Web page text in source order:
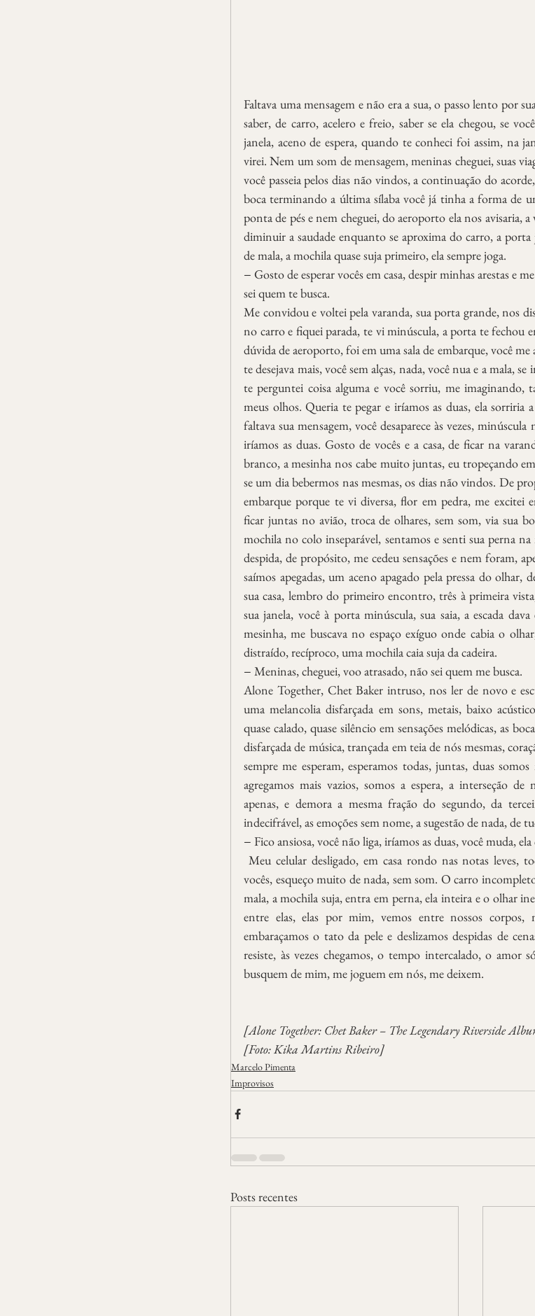
Faltava uma mensagem e não era a sua, o passo lento por
saber, de carro, acelero e freio, saber se ela chegou, se
janela, aceno de espera, quando te conheci foi assim, na
virei. Nem um som de mensagem, meninas cheguei, suas
você passeia pelos dias não vindos, a continuação do
boca terminando a última sílaba você já tinha a forma de
ponta de pés e nem cheguei, do aeroporto ela nos avisaria, a
diminuir a saudade enquanto se aproxima do carro, a porta
de mala, a mochila quase suja primeiro, ela sempre joga.
− Gosto de esperar vocês em casa, despir minhas arestas e
sei quem te busca.
Me convidou e voltei pela varanda, sua porta grande, nos
no carro e fiquei parada, te vi minúscula, a porta te fechou
dúvida de aeroporto, foi em uma sala de embarque, você
te desejava mais, você sem alças, nada, você nua e a mala,
te perguntei coisa alguma e você sorriu, me imaginando,
meus olhos. Queria te pegar e iríamos as duas, ela sorriria
faltava sua mensagem, você desaparece às vezes,
iríamos as duas. Gosto de vocês e a casa, de ficar na
branco, a mesinha nos cabe muito juntas, eu tropeçando
se um dia bebermos nas mesmas, os dias não vindos. De
embarque porque te vi diversa, flor em pedra, me excitei
ficar juntas no avião, troca de olhares, sem som, via sua
mochila no colo inseparável, sentamos e senti sua perna
despida, de propósito, me cedeu sensações e nem foram,
saímos apegadas, um aceno apagado pela pressa do olhar,
sua casa, lembro do primeiro encontro, três à primeira
sua janela, você à porta minúscula, sua saia, a escada
mesinha, me buscava no espaço exíguo onde cabia o
distraído, recíproco, uma mochila caia suja da cadeira.
− Meninas, cheguei, voo atrasado, não sei quem me busca.
Alone Together, Chet Baker intruso, nos ler de novo e
uma melancolia disfarçada em sons, metais, baixo
quase calado, quase silêncio em sensações melódicas, as
disfarçada de música, trançada em teia de nós mesmas,
sempre me esperam, esperamos todas, juntas, duas
agregamos mais vazios, somos a espera, a interseção
apenas, e demora a mesma fração do segundo, da
indecifrável, as emoções sem nome, a sugestão de nada, de
− Fico ansiosa, você não liga, iríamos as duas, você muda, ela
vocês, esqueço muito de nada, sem som. O carro
mala, a mochila suja, entra em perna, ela inteira e o olhar
entre elas, elas por mim, vemos entre nossos corpos,
embaraçamos o tato da pele e deslizamos despidas de
resiste, às vezes chegamos, o tempo intercalado, o amor
busquem de mim, me joguem em nós, me deixem.
[Alone Together: Chet Baker – The Legendary Riverside
[Foto: Kika Martins Ribeiro]
Marcelo Pimenta
Improvisos
Posts recentes